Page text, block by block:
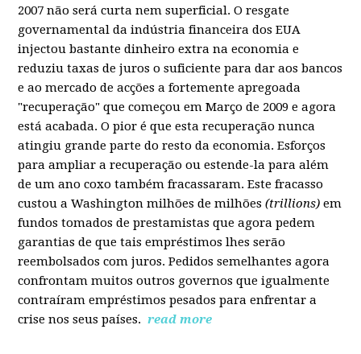
2007 não será curta nem superficial. O resgate
governamental da indústria financeira dos EUA
injectou bastante dinheiro extra na economia e
reduziu taxas de juros o suficiente para dar aos bancos
e ao mercado de acções a fortemente apregoada
"recuperação" que começou em Março de 2009 e agora
está acabada. O pior é que esta recuperação nunca
atingiu grande parte do resto da economia. Esforços
para ampliar a recuperação ou estende-la para além
de um ano coxo também fracassaram. Este fracasso
custou a Washington milhões de milhões(trillions) em
fundos tomados de prestamistas que agora pedem
garantias de que tais empréstimos lhes serão
reembolsados com juros. Pedidos semelhantes agora
confrontam muitos outros governos que igualmente
contraíram empréstimos pesados para enfrentar a
crise nos seus países. read more